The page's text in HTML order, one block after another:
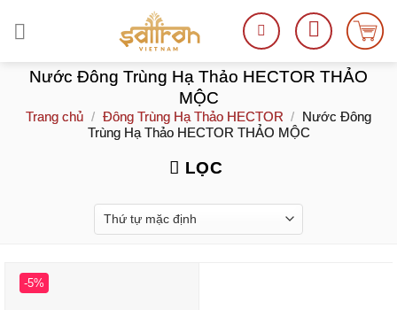
Nước Đông Trùng Hạ Thảo HECTOR THẢO
MỘC
Trang chủ / Đông Trùng Hạ Thảo HECTOR / Nước Đông
Trùng Hạ Thảo HECTOR THẢO MỘC
LỌC
-5%